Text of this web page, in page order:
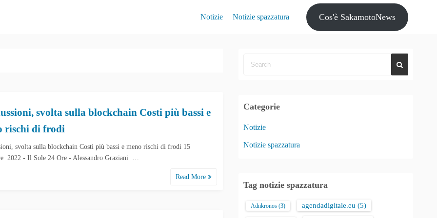
Notizie Notizie spazzatura Cos'è SakamotoNews
svolta sulla blockchain Costi più bassi e
rischi di frodi
svolta sulla blockchain Costi più bassi e meno rischi di frodi 15
2022 - Il Sole 24 Ore - Alessandro Graziani …
Read More
Categorie
Notizie
Notizie spazzatura
Tag notizie spazzatura
Adnkronos (3) agendadigitale.eu (5)